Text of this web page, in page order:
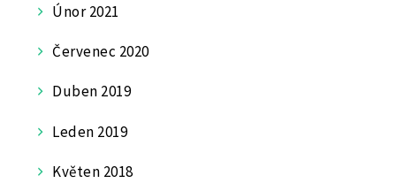
Únor 2021
Červenec 2020
Duben 2019
Leden 2019
Květen 2018